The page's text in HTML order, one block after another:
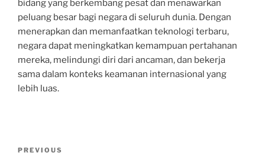
bidang yang berkembang pesat dan menawarkan
peluang besar bagi negara di seluruh dunia. Dengan
menerapkan dan memanfaatkan teknologi terbaru,
negara dapat meningkatkan kemampuan pertahanan
mereka, melindungi diri dari ancaman, dan bekerja
sama dalam konteks keamanan internasional yang
lebih luas.
Previous
PREVIOUS